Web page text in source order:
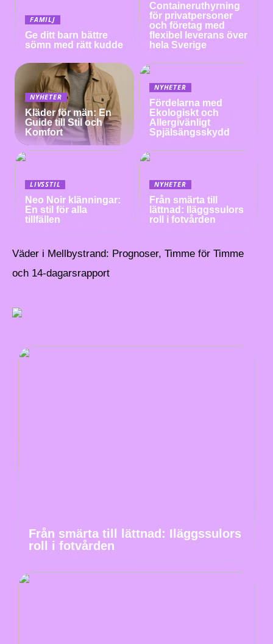
FAMILJ
Ge ditt barn bättre
sömn med rätt kudde
Containeruthyrning
för privatpersoner
och företag med
flexibel leverans över
hela Sverige
NYHETER
Kläder för män: En
Guide till Stil och
Komfort
NYHETER
Fördelarna med
Ekologiskt och
Allergivänligt
Spjälsängsskydd
LIVSSTIL
Neo Noir klänningar:
En stil för alla
tillfällen
NYHETER
Från smärta till
lättnad: Iläggssulors
roll i fotvården
Väder i Mellbystrand: Prognoser, Timme för Timme
och 14-dagarsrapport
Från smärta till lättnad: Iläggssulors
roll i fotvården